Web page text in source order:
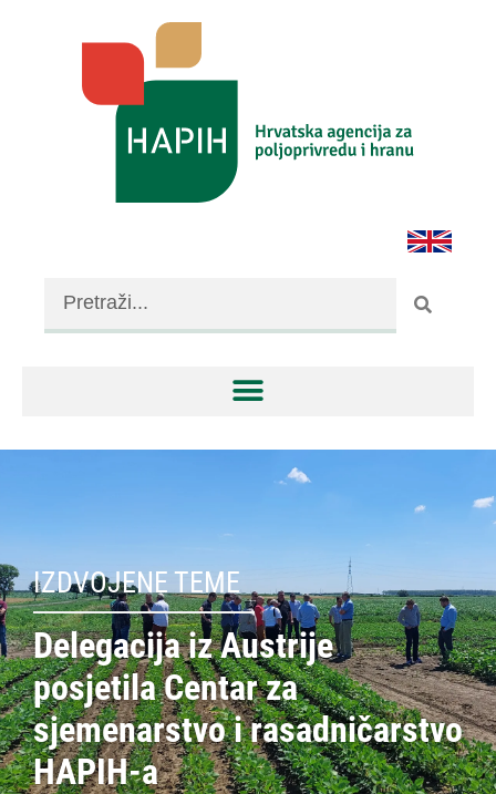
IZDVOJENE TEME
Delegacija iz Austrije
posjetila Centar za
sjemenarstvo i rasadničarstvo
HAPIH-a